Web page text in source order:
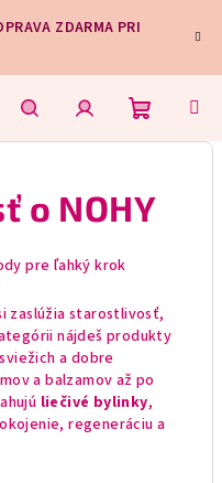
ZDARMA PRI
HľadaťPrihlásenie
košík
o NOHY
pre ľahký krok
zaslúžia starostlivosť,
nájdeš produkty
a dobre
a balzamov až po
liečivé bylinky,
regeneráciu a